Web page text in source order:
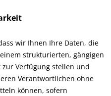
wir Ihnen Ihre Daten, die
strukturierten, gängigen
Verfügung stellen und
Verantwortlichen ohne
können, sofern